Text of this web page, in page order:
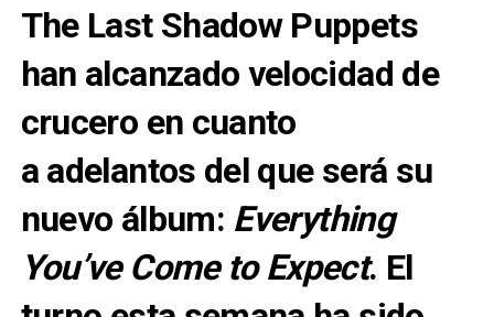
The Last Shadow Puppets
han alcanzado velocidad de
crucero en cuanto
a adelantos del que será su
nuevo álbum: Everything
You’ve Come to Expect. El